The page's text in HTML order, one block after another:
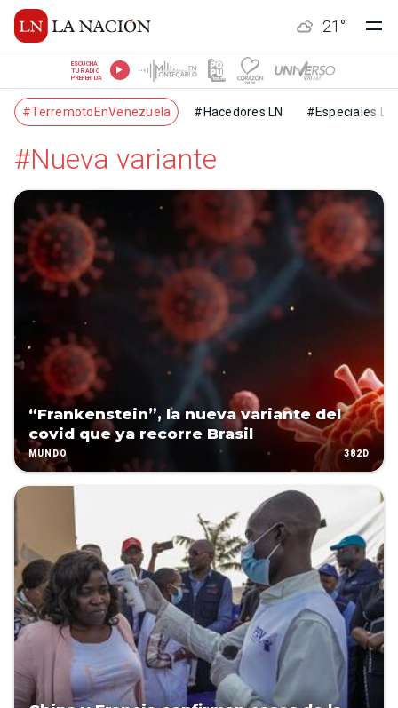
21 °
ESCUCHÁ
TU RADIO
PREFERIDA
#TerremotoEnVenezuela #Hacedores LN #Especiales LN
#Nueva variante
“Frankenstein”, la nueva variante del
covid que ya recorre Brasil
MUNDO 382D